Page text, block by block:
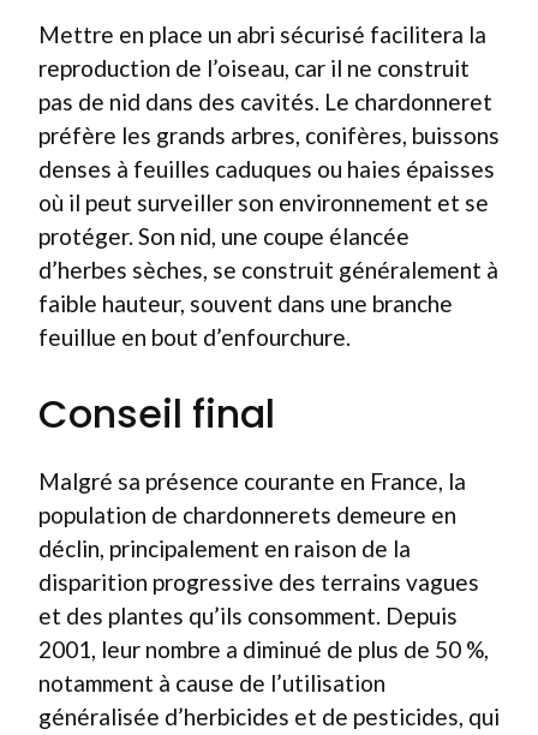
Mettre en place un abri sécurisé facilitera la
reproduction de l’oiseau, car il ne construit
pas de nid dans des cavités. Le chardonneret
préfère les grands arbres, conifères, buissons
denses à feuilles caduques ou haies épaisses
où il peut surveiller son environnement et se
protéger. Son nid, une coupe élancée
d’herbes sèches, se construit généralement à
faible hauteur, souvent dans une branche
feuillue en bout d’enfourchure.
Conseil final
Malgré sa présence courante en France, la
population de chardonnerets demeure en
déclin, principalement en raison de la
disparition progressive des terrains vagues
et des plantes qu’ils consomment. Depuis
2001, leur nombre a diminué de plus de 50 %,
notamment à cause de l’utilisation
généralisée d’herbicides et de pesticides, qui